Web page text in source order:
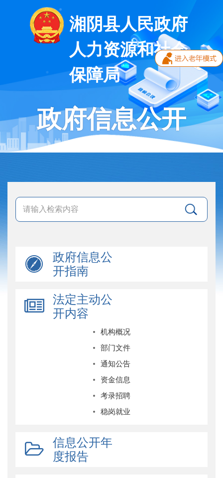
湘阴县人民政府
人力资源和社会
保障局
政府信息公开
政府信息公
开指南
法定主动公
开内容
机构概况
部门文件
通知公告
资金信息
考录招聘
稳岗就业
信息公开年
度报告